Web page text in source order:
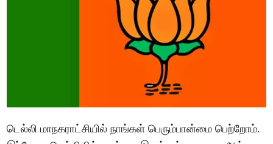
டெல்லி மாநகராட்சியில் நாங்கள் பெரும்பான்மை பெற்றோம்.